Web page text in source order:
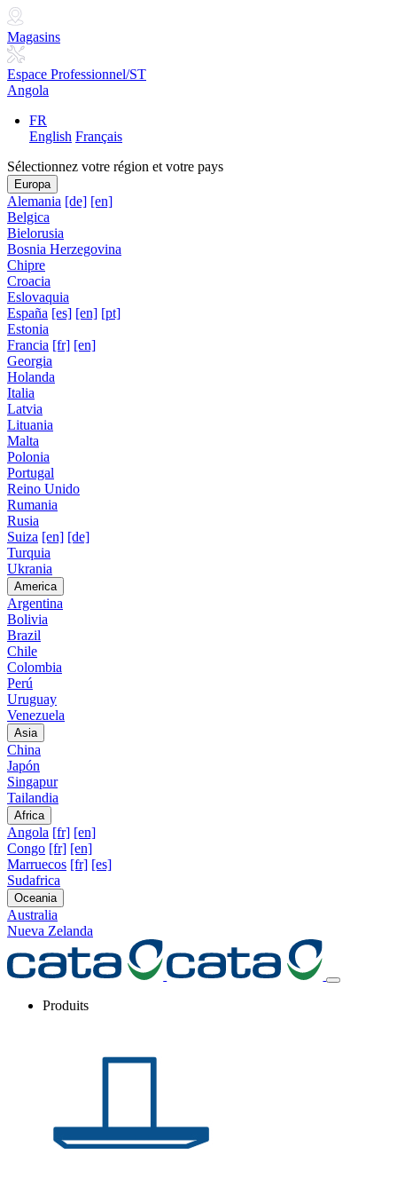
Magasins
Espace Professionnel/ST
Angola
FR
English Français
Sélectionnez votre région et votre pays
Europa
Alemania [de] [en]
Belgica
Bielorusia
Bosnia Herzegovina
Chipre
Croacia
Eslovaquia
España [es] [en] [pt]
Estonia
Francia [fr] [en]
Georgia
Holanda
Italia
Latvia
Lituania
Malta
Polonia
Portugal
Reino Unido
Rumania
Rusia
Suiza [en] [de]
Turquia
Ukrania
America
Argentina
Bolivia
Brazil
Chile
Colombia
Perú
Uruguay
Venezuela
Asia
China
Japón
Singapur
Tailandia
Africa
Angola [fr] [en]
Congo [fr] [en]
Marruecos [fr] [es]
Sudafrica
Oceania
Australia
Nueva Zelanda
Produits